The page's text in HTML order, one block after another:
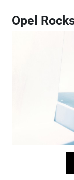
Opel